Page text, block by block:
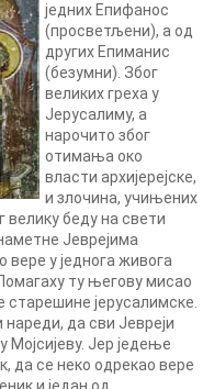
једних Епифанос
(просветљени), а од
других Епиманис
(безумни). Због
великих греха у
Јерусалиму, а
нарочито због
отимања око
власти архијерејске,
и злочина, учињених
беду на свети
Јеврејима
вере у једнога живога
ту његову мисао
старешине јерусалимске.
да сви Јевреји
Мојсијеву. Јер једење
да се неко одрекао вере